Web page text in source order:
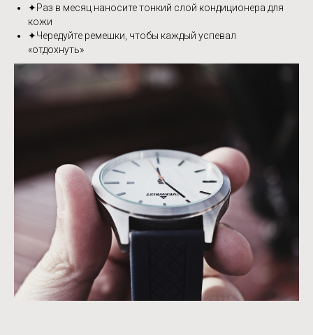
✦Раз в месяц наносите тонкий слой кондиционера для
кожи
✦Чередуйте ремешки, чтобы каждый успевал
«отдохнуть»